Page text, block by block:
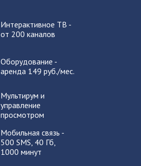
Мультирум и
управление
просмотром
Мобильная связь -
500 SMS, 40 Гб,
1000 минут
Интерактивное ТВ -
от 200 каналов
Оборудование -
аренда 149 руб./мес.